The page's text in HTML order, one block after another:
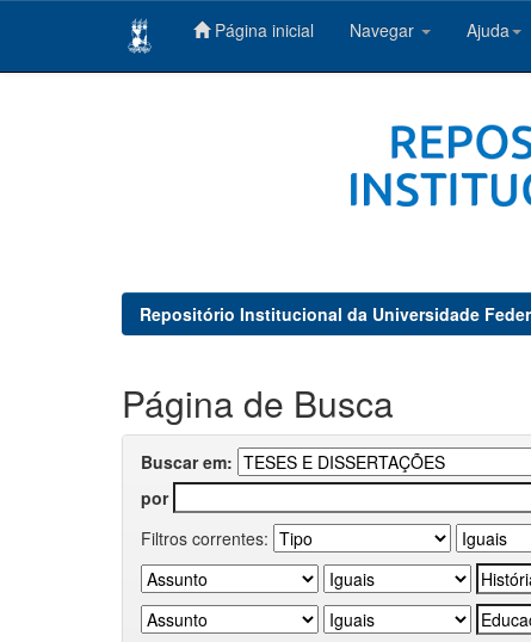
Página inicial Navegar Ajuda
Repositório Institucional da Universidade
Página de Busca
Buscar em:
por
Filtros correntes: